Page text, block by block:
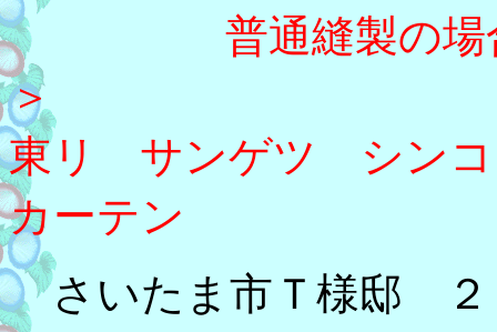
普通縫製の場合
東リ サンゲツ シンコ
カーテン
さいたま市Ｔ様邸